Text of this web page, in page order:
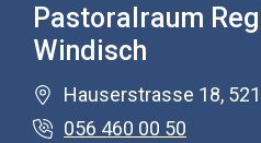
Pastoralraum
Windisch
Hauserstrasse 18,
056 460 00 50